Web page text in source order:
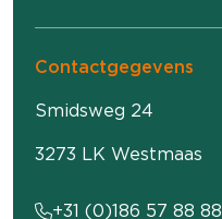
Contactgegevens
Smidsweg 24
3273 LK Westmaas
+31 (0)186 57 88 88